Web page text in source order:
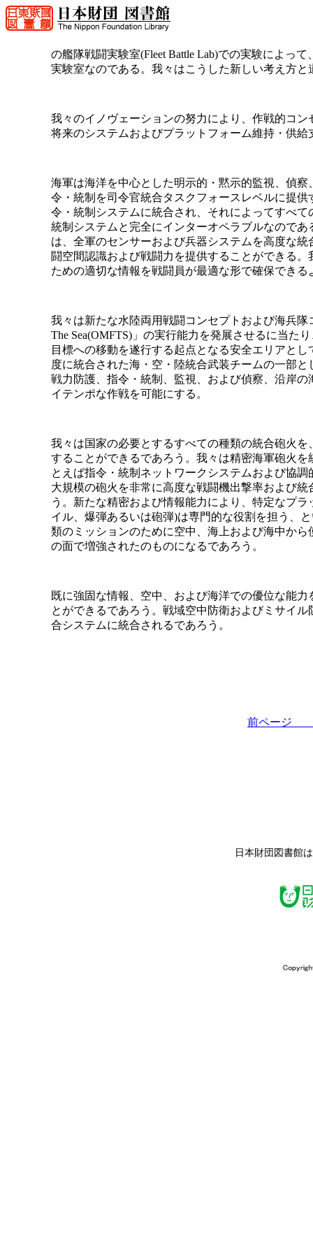
の艦隊戦闘実験室(Fleet Battle Lab)での実験によっ
実験室なのである。我々はこうした新しい考え方
我々のイノヴェーションの努力により、作戦的コ
将来のシステムおよびプラットフォーム維持・供
海軍は海洋を中心とした明示的・黙示的監視、偵
令・統制を司令官統合タスクフォースレベルに提
令・統制システムに統合され、それによってすべ
統制システムと完全にインターオペラブルなのであ
は、全軍のセンサーおよび兵器システムを高度な
闘空間認識および戦闘力を提供することができる
ための適切な情報を戦闘員が最適な形で確保できる
我々は新たな水陸両用戦闘コンセプトおよび海兵隊
The Sea(OMFTS)」の実行能力を発展させるに当た
目標への移動を遂行する起点となる安全エリアと
度に統合された海・空・陸統合武装チームの一部
戦力防護、指令・統制、監視、および偵察、沿岸
イテンポな作戦を可能にする。
我々は国家の必要とするすべての種類の統合砲火
することができるであろう。我々は精密海軍砲火
とえば指令・統制ネットワークシステムおよび協
大規模の砲火を非常に高度な戦闘機出撃率および
う。新たな精密および情報能力により、特定なプ
イル、爆弾あるいは砲弾)は専門的な役割を担う、
類のミッションのために空中、海上および海中か
の面で増強されたのものになるであろう。
既に強固な情報、空中、および海洋での優位な能
とができるであろう。戦域空中防衛およびミサイ
合システムに統合されるであろう。
前ペー
日本財団図書館